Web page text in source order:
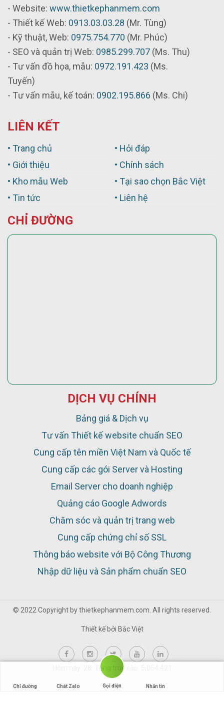
- Website: www.thietkephanmem.com
- Thiết kế Web: 0913.03.03.28 (Mr. Tùng)
- Kỹ thuật, Web: 0975.754.770 (Mr. Phúc)
- SEO và quản trị Web: 0985.299.707 (Ms. Thu)
- Tư vấn đồ họa, mẫu: 0972.191.423 (Ms.
Tuyến)
- Tư vấn mẫu, kế toán: 0902.195.866 (Ms. Chi)
LIÊN KẾT
• Trang chủ
• Giới thiệu
• Kho mẫu Web
• Tin tức
• Hỏi đáp
• Chính sách
• Tại sao chọn Bắc Việt
• Liên hệ
CHỈ ĐƯỜNG
DỊCH VỤ CHÍNH
Bảng giá & Dịch vụ
Tư vấn Thiết kế website chuẩn SEO
Cung cấp tên miền Việt Nam và Quốc tế
Cung cấp các gói Server và Hosting
Email Server cho doanh nghiệp
Quảng cáo Google Adwords
Chăm sóc và quản trị trang web
Cung cấp chứng chỉ số SSL
Thông báo website với Bộ Công Thương
Nhập dữ liệu và Sản phẩm chuẩn SEO
© 2022 Copyright by thietkephanmem.com. All rights reserved.
Thiết kế bởi Bắc Việt
Hôm nay: 28 Tổng truy cập: 5,054,421
Chỉ đường Chát Zalo Gọi điện Nhắn tin